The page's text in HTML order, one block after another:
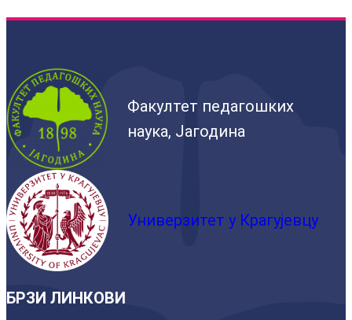
Факултет педагошких
наука, Јагодина
Универзитет у Крагујевцу
БРЗИ ЛИНКОВИ